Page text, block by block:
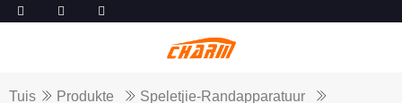
Tuis Produkte
Speletjie-Randapparatuur